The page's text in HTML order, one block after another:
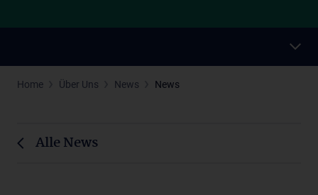
Home Über Uns News News
Alle News